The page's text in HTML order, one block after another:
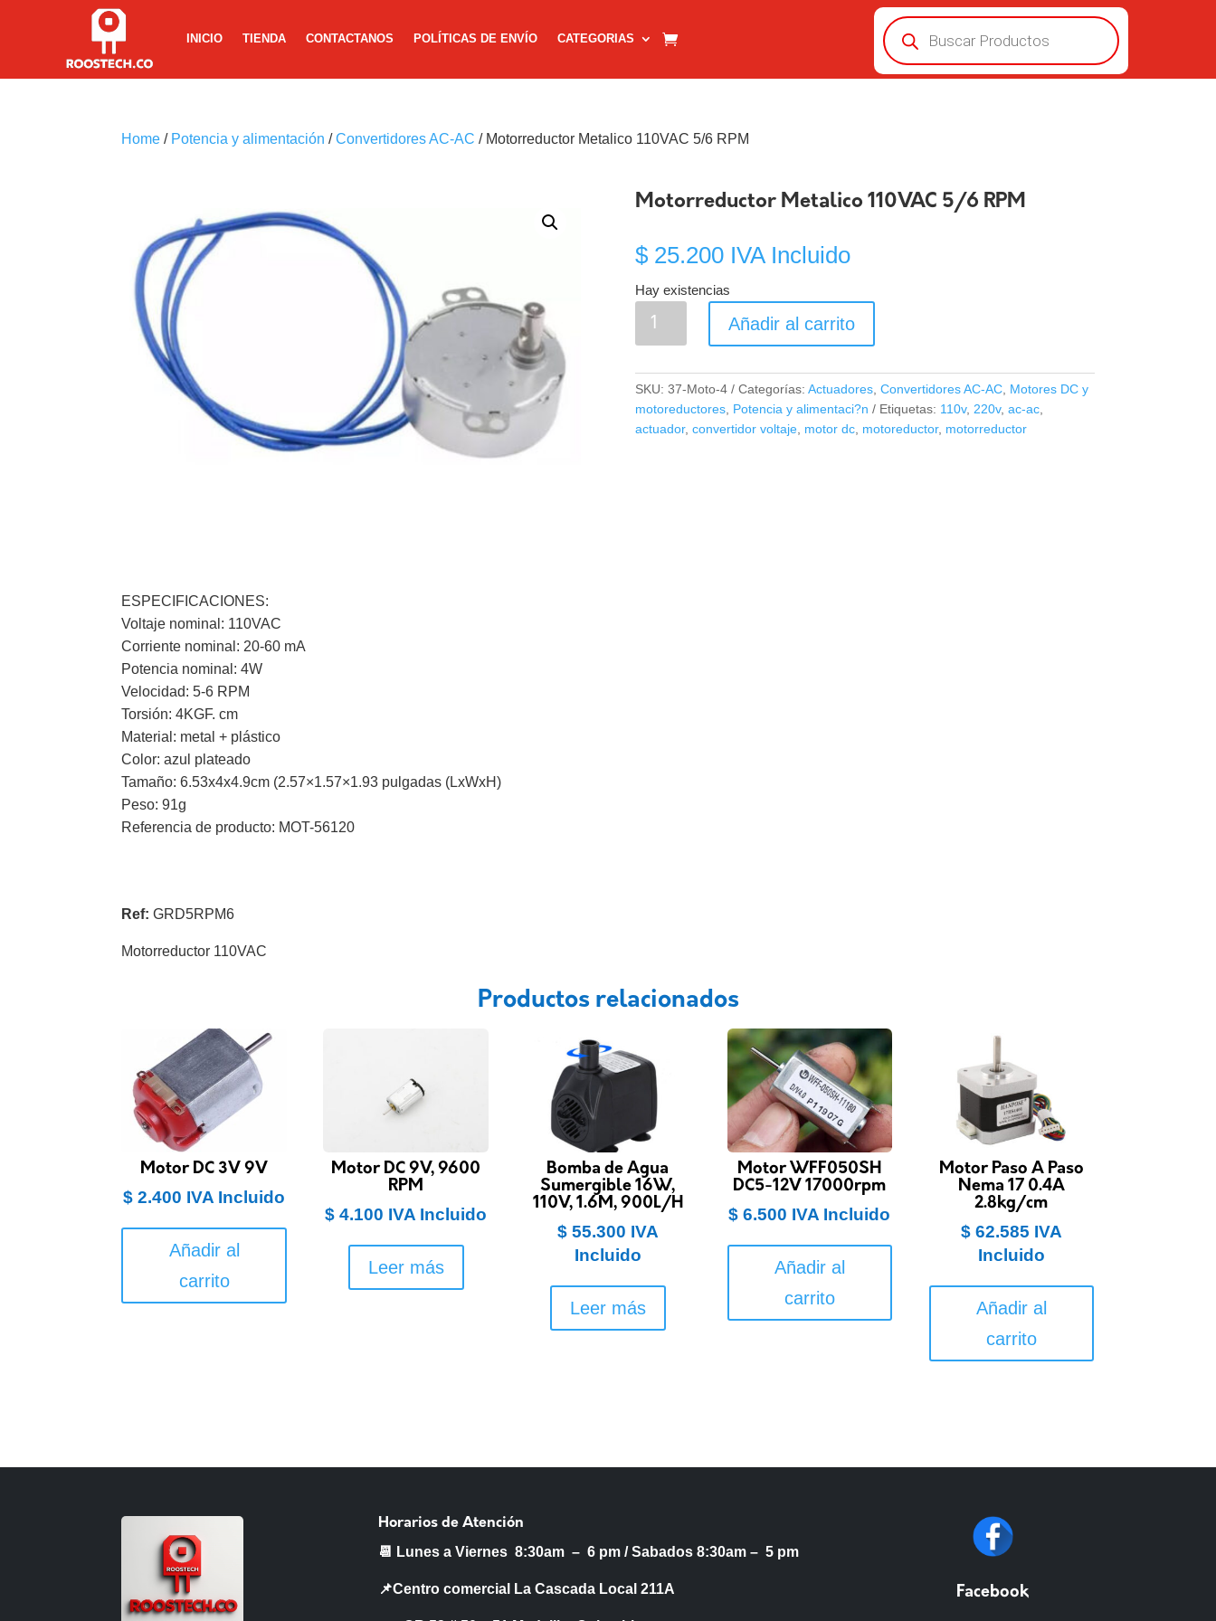
INICIO TIENDA CONTACTANOS POLÍTICAS DE ENVÍO CATEGORIAS
Búsqueda
de
productos
Home / Potencia y alimentación /Convertidores AC-AC / Motorreductor Metalico 110VAC 5/6 RPM
Motorreductor Metalico 110VAC 5/6 RPM
$25.200 IVA Incluido
Hay existencias
Motorreductor
RPM
cantidad
Añadir al carrito
SKU: 37-Moto-4 Categorías: Actuadores, Convertidores AC-AC, Motores DC y
motoreductores, Potencia y alimentaci?n Etiquetas: 110v, 220v, ac-ac,
actuador, convertidor voltaje, motor dc, motoreductor, motorreductor
ESPECIFICACIONES:
Voltaje nominal: 110VAC
Corriente nominal: 20-60 mA
Potencia nominal: 4W
Velocidad: 5-6 RPM
Torsión: 4KGF. cm
Material: metal + plástico
Color: azul plateado
Tamaño: 6.53x4x4.9cm (2.57×1.57×1.93 pulgadas (LxWxH)
Peso: 91g
Referencia de producto: MOT-56120
Ref: GRD5RPM6
Motorreductor 110VAC
Productos relacionados
Motor DC 3V 9V
$ 2.400 IVA Incluido
Añadir al
carrito
Motor DC 9V, 9600
RPM
$ 4.100 IVA Incluido
Leer más
Bomba de Agua
Sumergible 16W,
110V, 1.6M, 900L/H
$55.300 IVA
Incluido
Leer más
Motor WFF050SH
DC5-12V 17000rpm
$ 6.500 IVA Incluido
Añadir al
carrito
Motor Paso A Paso
Nema 17 0.4A
2.8kg/cm
$62.585 IVA
Incluido
Añadir al
carrito
Horarios de Atención
📆 Lunes a Viernes 8:30am – 6 pm /Sabados 8:30am – 5 pm
📌Centro comercial La Cascada Local 211A Facebook